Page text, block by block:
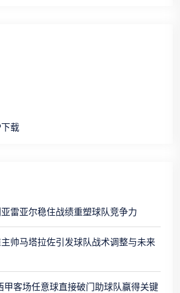
载
雷亚尔稳住战绩重塑球队竞争力
帅马塔拉佐引发球队战术调整与未来
甲客场任意球直接破门助球队赢得关键